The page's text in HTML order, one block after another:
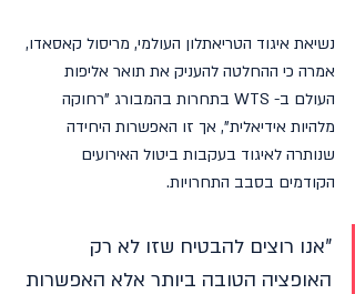
נשיאת איגוד הטריאתלון העולמי, מריסול קאסאדו,
אמרה כי ההחלטה להעניק את תואר אליפות
העולם ב- WTS בתחרות בהמבורג "רחוקה
מלהיות אידיאלית", אך זו האפשרות היחידה
שנותרה לאיגוד בעקבות ביטול האירועים
הקודמים בסבב התחרויות.
"אנו רוצים להבטיח שזו לא רק
האופציה הטובה ביותר אלא האפשרות